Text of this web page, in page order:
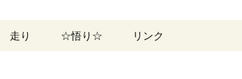
走り ☆悟り☆ リンク